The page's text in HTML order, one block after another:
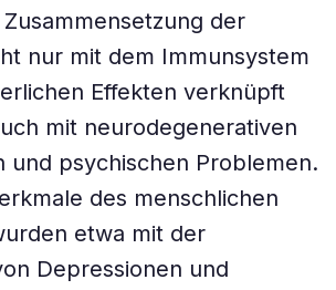
der
nur mit dem Immunsystem
Effekten verknüpft
mit neurodegenerativen
und psychischen Problemen.
des menschlichen
etwa mit der
Depressionen und